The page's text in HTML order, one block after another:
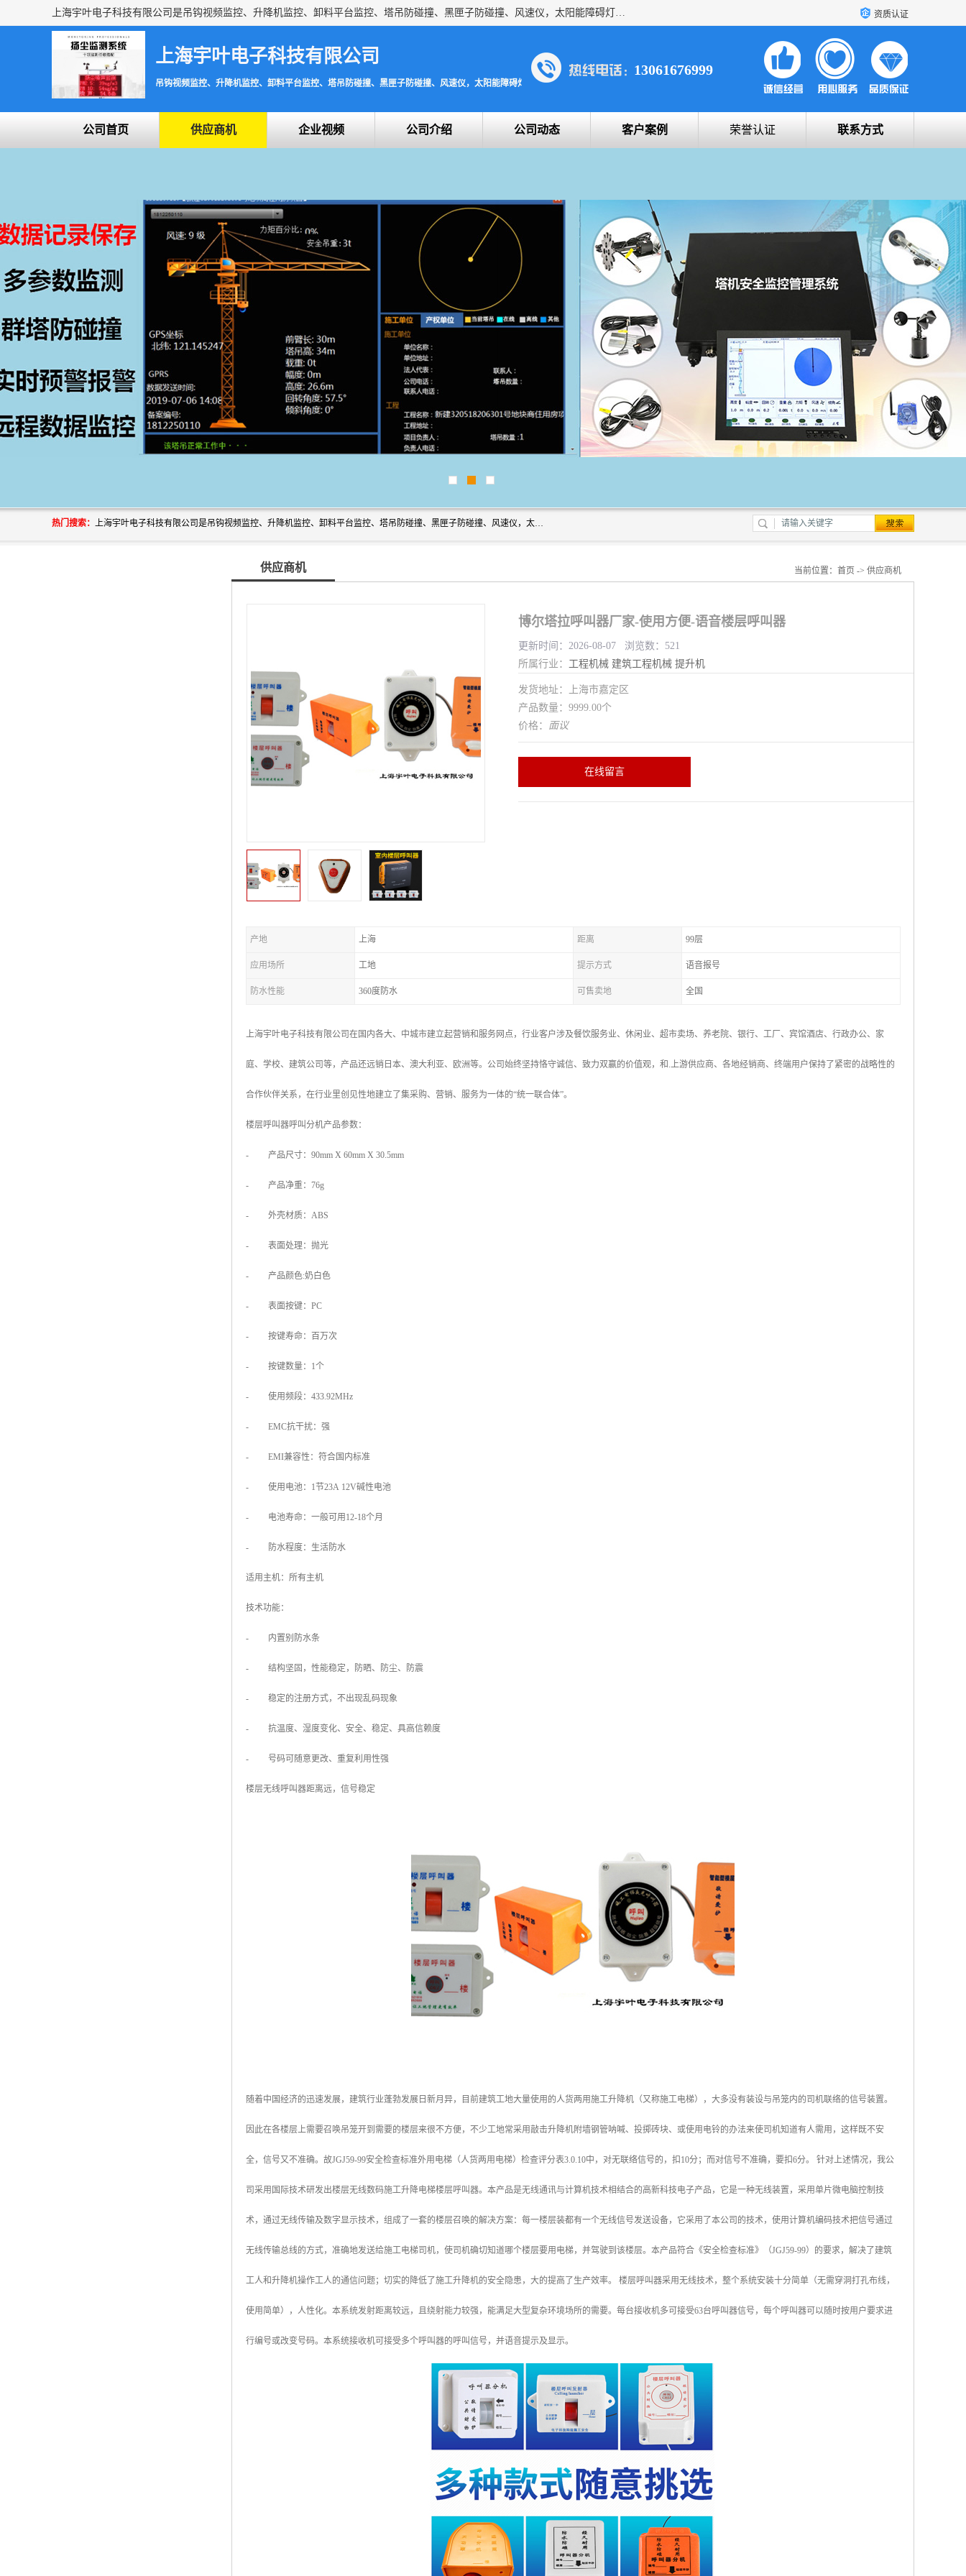
上海宇叶电子科技有限公司是吊钩视频监控、升降机监控、卸料平台监控、塔吊防碰撞、黑匣子防碰撞、风速仪，太阳能障碍灯安全提示灯等一系列升降机的常用配件产品专业研发生产加工的公司，拥有完整、科学的质量管理体系。 资质认证
上海宇叶电子科技有限公司
吊钩视频监控、升降机监控、卸料平台监控、塔吊防碰撞、黑匣子防碰撞、风速仪，太阳能障碍灯安全提示灯
13061676999
公司首页 供应商机 企业视频 公司介绍 公司动态 客户案例 荣誉认证 联系方式
热门搜索： 上海宇叶电子科技有限公司是吊钩视频监控、升降机监控、卸料平台监控、塔吊防碰撞、黑匣子防碰撞、风速仪，太阳能障碍灯安全提示灯等一系列升降机的常用配件产品专业研发生产加工的公司，拥有完整、科学的质量管理体系。
供应商机 当前位置： 首页 -> 供应商机
博尔塔拉呼叫器厂家-使用方便-语音楼层呼叫器
更新时间：2026-08-07 浏览数：521
所属行业： 工程机械 建筑工程机械 提升机
发货地址：上海市嘉定区
产品数量：9999.00个
价格： 面议
在线留言
产地 上海 距离 99层
应用场所 工地 提示方式 语音报号
防水性能 360度防水 可售卖地 全国
上海宇叶电子科技有限公司在国内各大、中城市建立起营销和服务网点，行业客户涉及餐饮服务业、休闲业、超市卖场、养老院、银行、工厂、宾馆酒店、行政办公、家
庭、学校、建筑公司等，产品还远销日本、澳大利亚、欧洲等。公司始终坚持恪守诚信、致力双赢的价值观，和.上游供应商、各地经销商、终端用户保持了紧密的战略性的
合作伙伴关系，在行业里创见性地建立了集采购、营销、服务为一体的“统一联合体”。
楼层呼叫器呼叫分机产品参数：
- 产品尺寸：90mm X 60mm X 30.5mm
- 产品净重：76g
- 外壳材质：ABS
- 表面处理：抛光
- 产品颜色:奶白色
- 表面按键：PC
- 按键寿命：百万次
- 按键数量：1个
- 使用频段：433.92MHz
- EMC抗干扰：强
- EMI兼容性：符合国内标准
- 使用电池：1节23A 12V碱性电池
- 电池寿命：一般可用12-18个月
- 防水程度：生活防水
适用主机：所有主机
技术功能：
- 内置别防水条
- 结构坚固，性能稳定，防晒、防尘、防震
- 稳定的注册方式，不出现乱码现象
- 抗温度、湿度变化、安全、稳定、具高信赖度
- 号码可随意更改、重复利用性强
楼层无线呼叫器距离远，信号稳定
随着中国经济的迅速发展，建筑行业蓬勃发展日新月异，目前建筑工地大量使用的人货两用施工升降机（又称施工电梯），大多没有装设与吊笼内的司机联络的信号装置。
因此在各楼层上需要召唤吊笼开到需要的楼层来很不方便，不少工地常采用敲击升降机附墙钢管呐喊、投掷砖块、或使用电铃的办法来使司机知道有人需用，这样既不安
全，信号又不准确。故JGJ59-99安全检查标准外用电梯（人货两用电梯）检查评分表3.0.10中，对无联络信号的，扣10分；而对信号不准确，要扣6分。 针对上述情况，我公
司采用国际技术研发出楼层无线数码施工升降电梯楼层呼叫器。本产品是无线通讯与计算机技术相结合的高新科技电子产品，它是一种无线装置，采用单片微电脑控制技
术，通过无线传输及数字显示技术，组成了一套的楼层召唤的解决方案：每一楼层装都有一个无线信号发送设备，它采用了本公司的技术，使用计算机编码技术把信号通过
无线传输总线的方式，准确地发送给施工电梯司机，使司机确切知道哪个楼层要用电梯，并驾驶到该楼层。本产品符合《安全检查标准》（JGJ59-99）的要求，解决了建筑
工人和升降机操作工人的通信问题；切实的降低了施工升降机的安全隐患，大的提高了生产效率。 楼层呼叫器采用无线技术，整个系统安装十分简单（无需穿洞打孔布线，
使用简单），人性化。本系统发射距离较远，且绕射能力较强，能满足大型复杂环境场所的需要。每台接收机多可接受63台呼叫器信号，每个呼叫器可以随时按用户要求进
行编号或改变号码。本系统接收机可接受多个呼叫器的呼叫信号，并语音提示及显示。